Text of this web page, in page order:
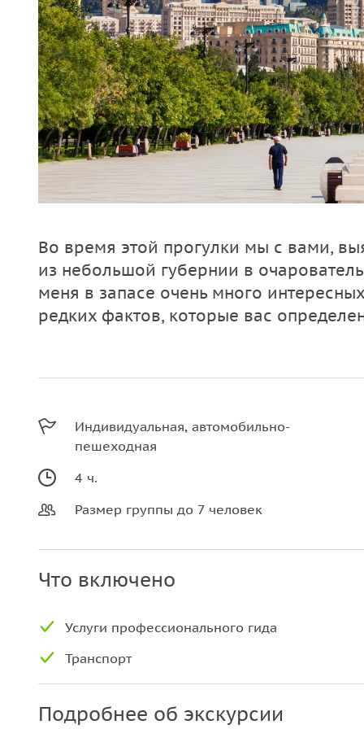
Во время этой прогулки мы с вами,
из небольшой губернии в
меня в запасе очень много
редких фактов, которые вас
Индивидуальная, автомобильно-
пешеходная
4 ч.
Размер группы до 7 человек
Что включено
Услуги профессионального гида
Транспорт
Подробнее об экскурсии